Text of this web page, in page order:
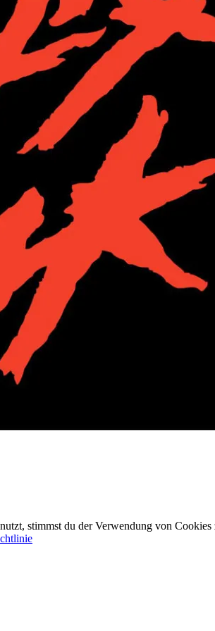
stimmst du der Verwendung von Cookies